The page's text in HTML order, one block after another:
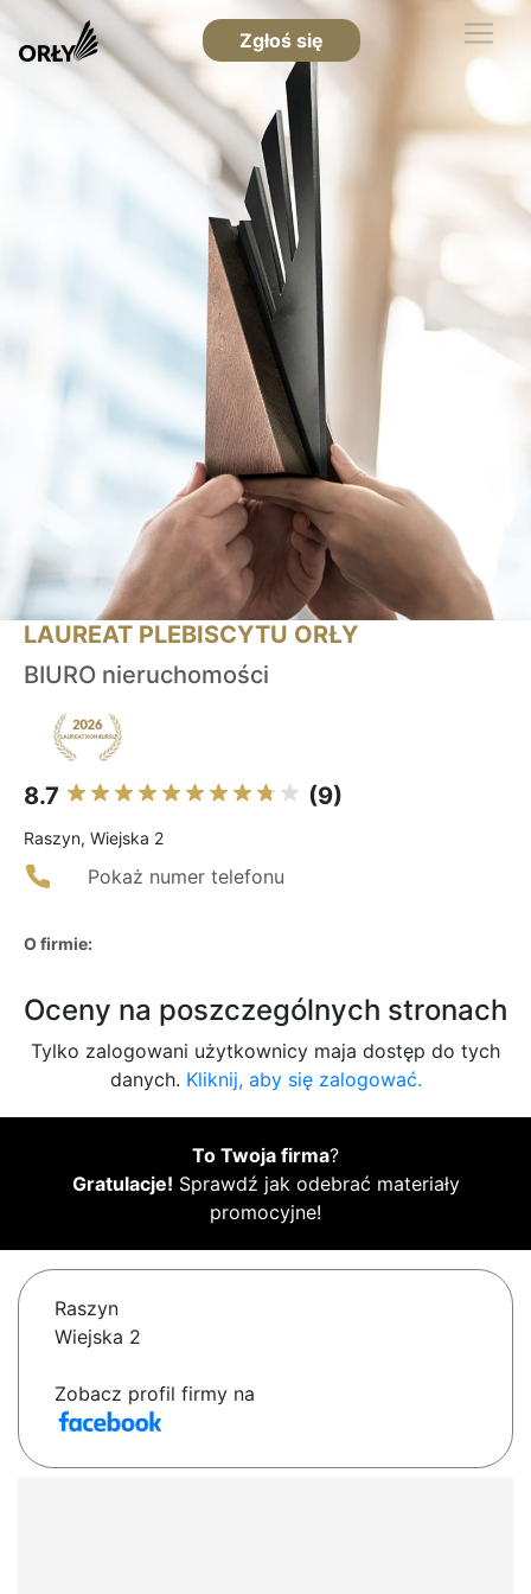
Zgłoś się
LAUREAT PLEBISCYTU ORŁY
BIURO nieruchomości
8.7 (9)
Raszyn, Wiejska 2
Pokaż numer telefonu
O firmie:
Oceny na poszczególnych stronach
Tylko zalogowani użytkownicy maja dostęp do tych
danych. Kliknij, aby się zalogować.
To Twoja firma?
Gratulacje! Sprawdź jak odebrać materiały
promocyjne!
Raszyn
Wiejska 2
Zobacz profil firmy na